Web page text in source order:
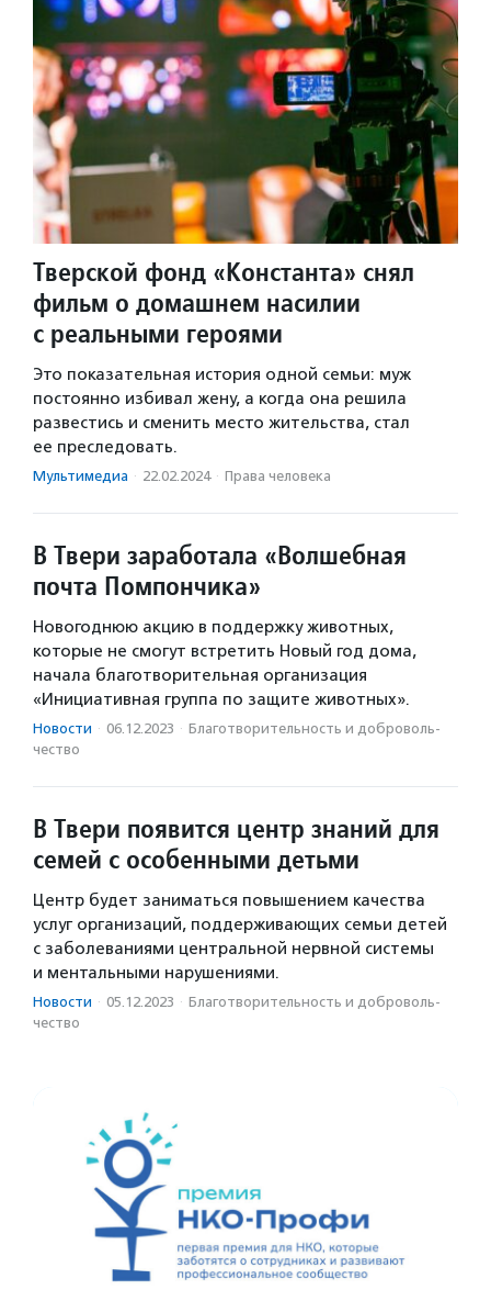
Тверской фонд «Константа» снял
фильм о домашнем насилии
с реальными героями
Это показательная история одной семьи: муж
постоянно избивал жену, а когда она решила
развестись и сменить место жительства, стал
ее преследовать.
Мультимедиа · 22.02.2024 · Права человека
В Твери заработала «Волшебная
почта Помпончика»
Новогоднюю акцию в поддержку животных,
которые не смогут встретить Новый год дома,
начала благотворительная организация
«Инициативная группа по защите животных».
Новости · 06.12.2023 · Благотвори­тель­ность и доброволь­
чест­во
В Твери появится центр знаний для
семей с особенными детьми
Центр будет заниматься повышением качества
услуг организаций, поддерживающих семьи детей
с заболеваниями центральной нервной системы
и ментальными нарушениями.
Новости · 05.12.2023 · Благотвори­тель­ность и доброволь­
чест­во